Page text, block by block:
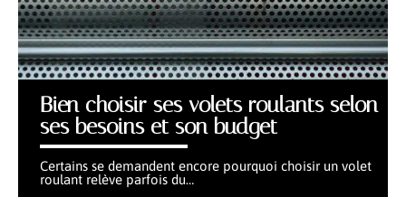
Bien choisir ses volets roulants selon
ses besoins et son budget
Certains se demandent encore pourquoi choisir un volet
roulant relève parfois du…